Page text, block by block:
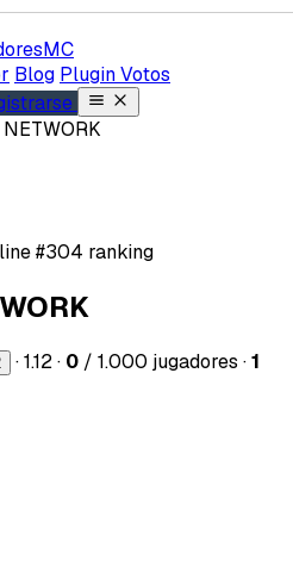
MC
Blog Plugin Votos
#304 ranking
·1.12· 0 / 1.000 jugadores ·1